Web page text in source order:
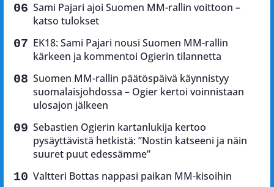
Sami Pajari ajoi Suomen MM-rallin voittoon –
katso tulokset
EK18: Sami Pajari nousi Suomen MM-rallin
kärkeen ja kommentoi Ogierin tilannetta
Suomen MM-rallin päätöspäivä käynnistyy
suomalaisjohdossa – Ogier kertoi voinnistaan
ulosajon jälkeen
Sebastien Ogierin kartanlukija kertoo
pysäyttävistä hetkistä: ”Nostin katseeni ja näin
suuret puut edessämme”
Valtteri Bottas nappasi paikan MM-kisoihin